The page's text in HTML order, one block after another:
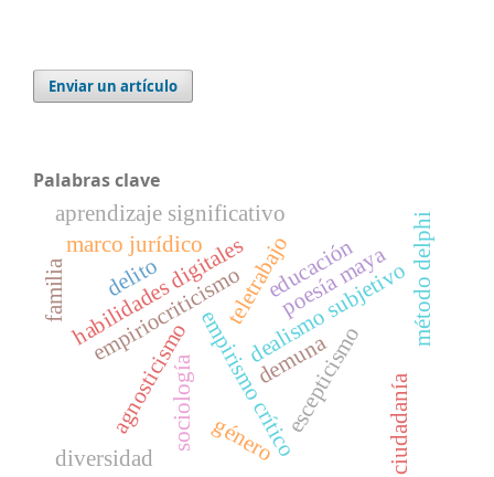
Enviar un artículo
Palabras clave
empiriocriticismoempirismo crítico
dealismo subjetivo
escepticismo
agnosticismo
habilidades digitales
marco jurídico teletrabajo
sociología
educación
familia método delphi
ciudadanía
aprendizaje significativo
diversidad
poesía maya
género
demuna
delito